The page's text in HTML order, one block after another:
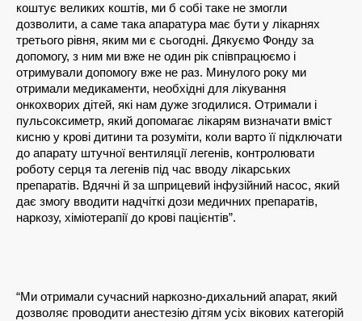
коштує великих коштів, ми б собі таке не змогли
дозволити, а саме така апаратура має бути у лікарнях
третього рівня, яким ми є сьогодні. Дякуємо Фонду за
допомогу, з ним ми вже не один рік співпрацюємо і
отримували допомогу вже не раз. Минулого року ми
отримали медикаменти, необхідні для лікування
онкохворих дітей, які нам дуже згодилися. Отримали і
пульсоксиметр, який допомагає лікарям визначати вміст
кисню у крові дитини та розуміти, коли варто її підключати
до апарату штучної вентиляції легенів, контролювати
роботу серця та легенів під час вводу лікарських
препаратів. Вдячні й за шприцевий інфузійний насос, який
дає змогу вводити надчіткі дози медичних препаратів,
наркозу, хіміотерапії до крові пацієнтів”.
“Ми отримали сучасний наркозно-дихальний апарат, який
дозволяє проводити анестезію дітям усіх вікових категорій